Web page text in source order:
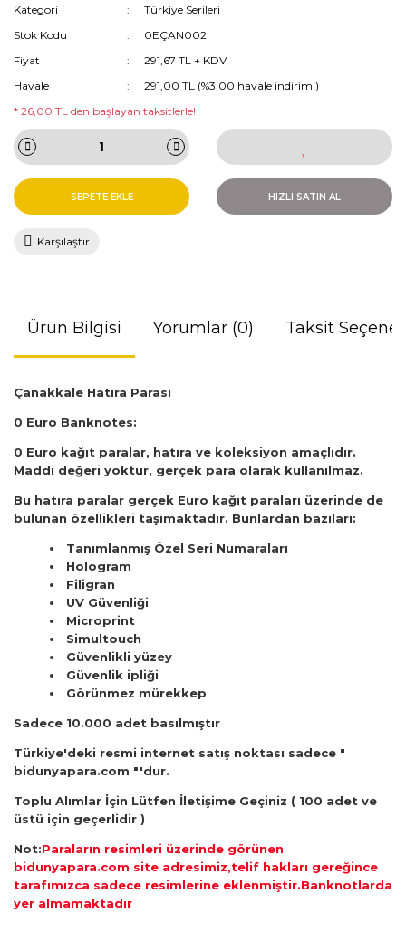
Kategori
Türkiye Serileri
Stok Kodu
0EÇAN002
Fiyat
291,67 TL + KDV
Havale
291,00 TL (%3,00 havale indirimi)
* 26,00 TL den başlayan taksitlerle!
SEPETE EKLE HIZLI SATIN AL
Karşılaştır
Ürün Bilgisi Yorumlar (0) Taksit
Çanakkale Hatıra Parası
0 Euro Banknotes:
0 Euro kağıt paralar, hatıra ve koleksiyon amaçlıdır.
Maddi değeri yoktur, gerçek para olarak kullanılmaz.
Bu hatıra paralar gerçek Euro kağıt paraları üzerinde de
bulunan özellikleri taşımaktadır. Bunlardan bazıları:
Tanımlanmış Özel Seri Numaraları
Hologram
Filigran
UV Güvenliği
Microprint
Simultouch
Güvenlikli yüzey
Güvenlik ipliği
Görünmez mürekkep
Sadece 10.000 adet basılmıştır
Türkiye'deki resmi internet satış noktası sadece "
bidunyapara.com "'dur.
Toplu Alımlar İçin Lütfen İletişime Geçiniz ( 100 adet ve
üstü için geçerlidir )
Not:Paraların resimleri üzerinde görünen
bidunyapara.com site adresimiz,telif hakları gereğince
tarafımızca sadece resimlerine eklenmiştir.Banknotlarda
yer almamaktadır